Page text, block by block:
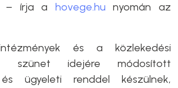
– írja a hovege.hu nyomán az
és a közlekedési
szünet idejére módosított
ügyeleti renddel készülnek,